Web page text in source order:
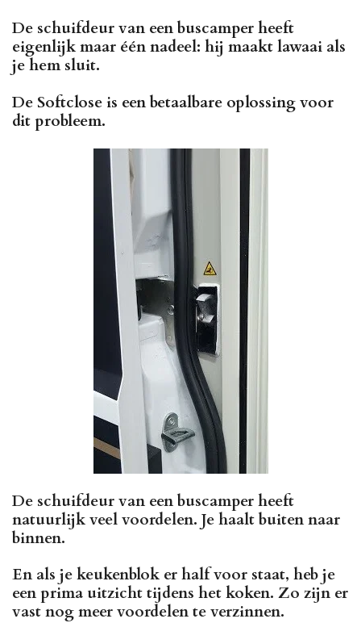
De schuifdeur van een buscamper heeft
eigenlijk maar één nadeel: hij maakt lawaai als
je hem sluit.
De Softclose is een betaalbare oplossing voor
dit probleem.
De schuifdeur van een buscamper heeft
natuurlijk veel voordelen. Je haalt buiten naar
binnen.
En als je keukenblok er half voor staat, heb je
een prima uitzicht tijdens het koken. Zo zijn er
vast nog meer voordelen te verzinnen.